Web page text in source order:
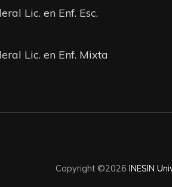
Lic. en Enf. Esc.
Lic. en Enf. Mixta
Copyright ©2026 INESIN